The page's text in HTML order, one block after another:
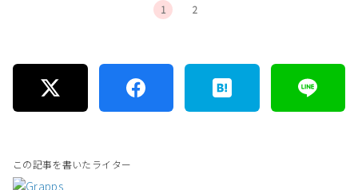
1 2
この記事を書いたライター